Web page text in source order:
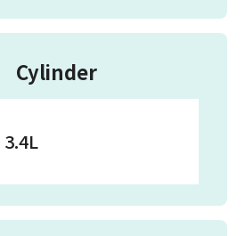
Cylinder